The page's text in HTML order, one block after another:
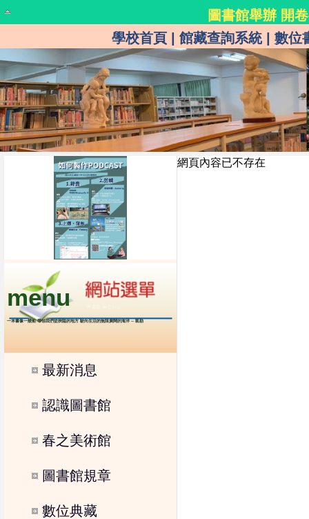
圖書館舉辦 開
在櫃子的每個角落裡 等待你的到來及發現 期
學校首頁| 館藏查詢系統| 數位
menu
一本書像一艘船 帶領我們從狹隘的地方 駛向生活的無限廣闊的海洋 -- 凱勒
最新消息
認識圖書館
春之美術館
圖書館規章
數位典藏
網頁內容已不存在